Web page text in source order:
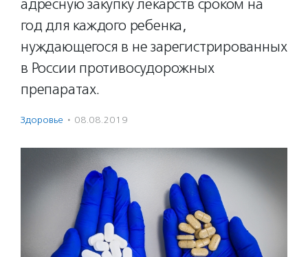
адресную закупку лекарств сроком на
год для каждого ребенка,
нуждающегося в не зарегистрированных
в России противосудорожных
препаратах.
Здоровье · 08.08.2019